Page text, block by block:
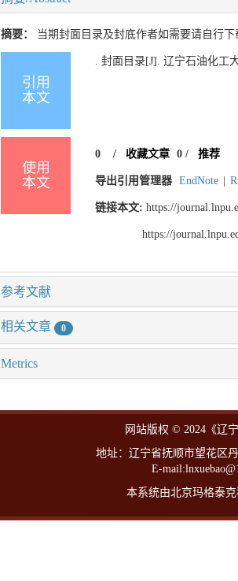
摘要： 当期封面目录及封底作者如需要请自行下
引用
本文
. 封面目录[J]. 辽宁石油化工
使用
本文
0/ 收藏文章 0 /推荐
导出引用管理器 EndNote
链接本文: https://
https://
参考文献
相关文章 0
Metrics
网站版权 © 2024《辽
地址：辽宁省抚顺市望花区
E-
本系统由北京玛格泰